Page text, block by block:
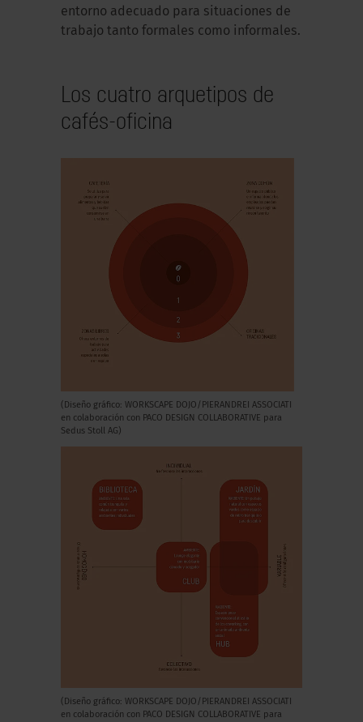
entorno adecuado para situaciones de
trabajo tanto formales como informales.
Los cuatro arquetipos de
cafés-oficina
(Diseño gráfico: WORKSCAPE DOJO/PIERANDREI ASSOCIATI
en colaboración con PACO DESIGN COLLABORATIVE para
Sedus Stoll AG)
(Diseño gráfico: WORKSCAPE DOJO/PIERANDREI ASSOCIATI
en colaboración con PACO DESIGN COLLABORATIVE para